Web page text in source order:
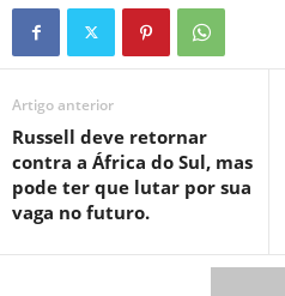
Artigo anterior
Russell deve retornar
contra a África do Sul, mas
pode ter que lutar por sua
vaga no futuro.